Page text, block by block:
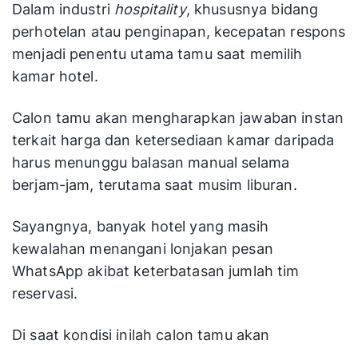
Dalam industri hospitality, khususnya bidang
perhotelan atau penginapan, kecepatan respons
menjadi penentu utama tamu saat memilih
kamar hotel.
Calon tamu akan mengharapkan jawaban instan
terkait harga dan ketersediaan kamar daripada
harus menunggu balasan manual selama
berjam-jam, terutama saat musim liburan.
Sayangnya, banyak hotel yang masih
kewalahan menangani lonjakan pesan
WhatsApp akibat keterbatasan jumlah tim
reservasi.
Di saat kondisi inilah calon tamu akan